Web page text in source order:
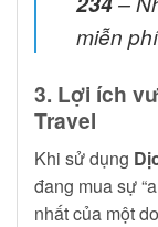
miễn
3. Lợi ích
Travel
Khi sử dụng
đang mua sự
nhất của một